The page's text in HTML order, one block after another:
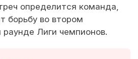
определится команда,
борьбу во втором
Лиги чемпионов.